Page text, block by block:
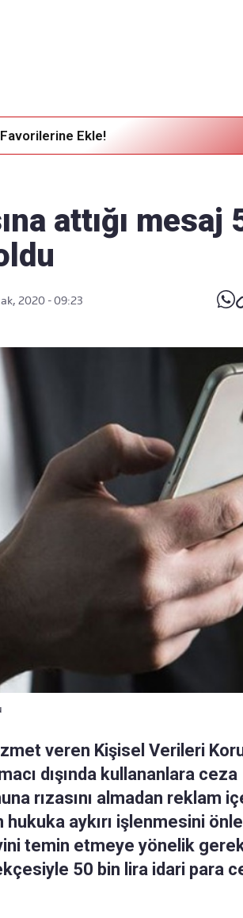
Ekle!
attığı mesaj
2020 - 09:23
veren Kişisel Verileri
dışında kullananlara ceza
rızasını almadan reklam
aykırı işlenmesini
temin etmeye yönelik
50 bin lira idari para